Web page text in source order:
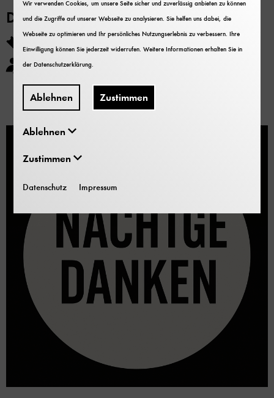
Denktour am Abend
160 € zzgl. Sonderöffnungspauschale
Bei weniger als 10 Personen muss die Differenz zur
Wir verwenden Cookies, um unsere Seite sicher und zuverlässig anbieten zu können
und die Zugriffe auf unserer Webseite zu analysieren. Sie helfen uns dabei, die
Webseite zu optimieren und Ihr persönliches Nutzungserlebnis zu verbessern. Ihre
Einwilligung können Sie jederzeit widerrufen. Weitere Informationen erhalten Sie in
derDatenschutzerklärung
Ablehnen Zustimmen
Ablehnen
Zustimmen
Datenschutz Impressum